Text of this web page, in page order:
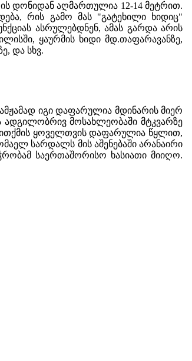
დონიდან აღმართულია 12-14 მეტრით.
რის გამო მას "გატეხილი ხიდიც"
ასრულებდნენ, ამას გარდა არის
ყაურმის ხიდი მდ.თაფარავანზე,
და სხვ.
იგი დაფარულია მდინარის მიერ
მოსახლეობაში მტკვარზე
ყოველთვის დაფარულია წყლით,
სარდალს მის აშენებაში არანაირი
საერთაშორისო ხასიათი მიიღო.